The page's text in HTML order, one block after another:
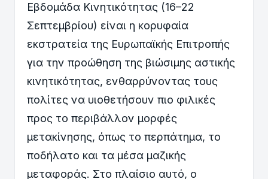
Εβδομάδα Κινητικότητας (16–22
Σεπτεμβρίου) είναι η κορυφαία
εκστρατεία της Ευρωπαϊκής Επιτροπής
για την προώθηση της βιώσιμης αστικής
κινητικότητας, ενθαρρύνοντας τους
πολίτες να υιοθετήσουν πιο φιλικές
προς το περιβάλλον μορφές
μετακίνησης, όπως το περπάτημα, το
ποδήλατο και τα μέσα μαζικής
μεταφοράς. Στο πλαίσιο αυτό, ο